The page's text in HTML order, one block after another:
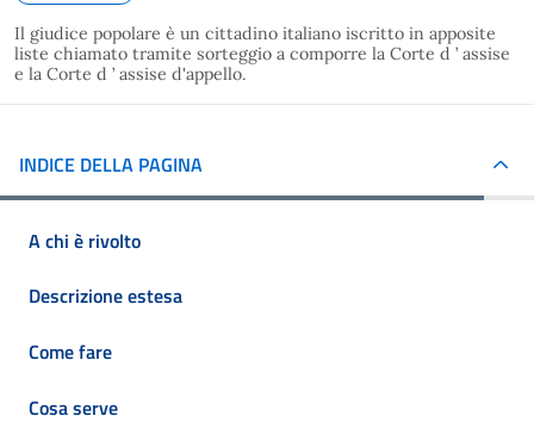
Il giudice popolare è un cittadino italiano iscritto in apposite
liste chiamato tramite sorteggio a comporre la Corte d ’ assise
e la Corte d ’ assise d'appello.
INDICE DELLA PAGINA
A chi è rivolto
Descrizione estesa
Come fare
Cosa serve